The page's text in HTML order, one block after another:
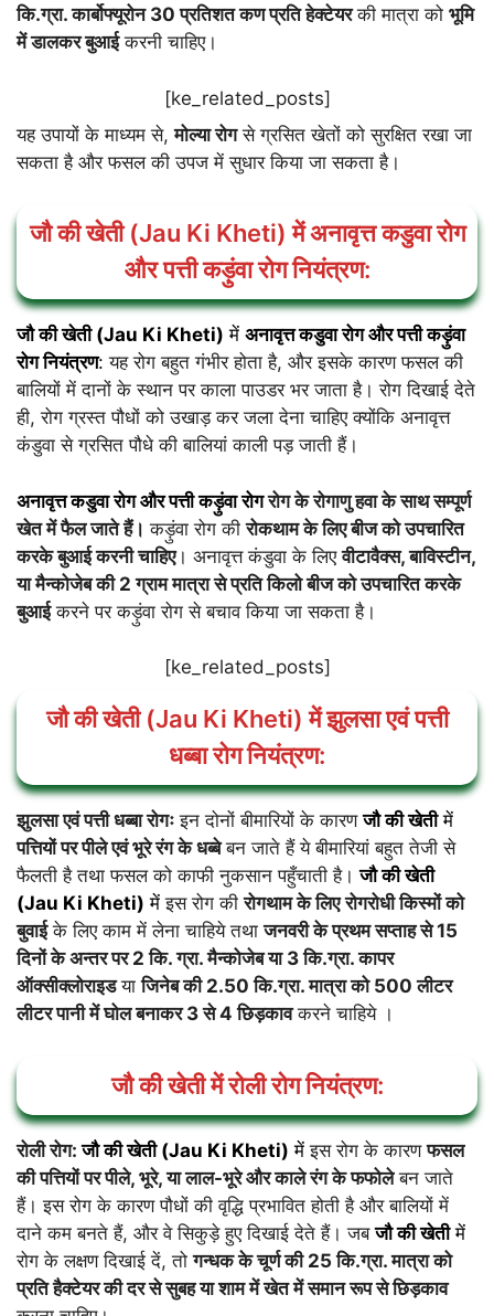
कि.ग्रा. कार्बोफ्यूरोन 30 प्रतिशत कण प्रति हेक्टेयरकी मात्रा को भूमि
में डालकर बुआईकरनी चाहिए।
[ke_related_posts]
यह उपायों के माध्यम से,मोल्या रोगसे ग्रसित खेतों को सुरक्षित रखा जा
सकता है और फसल की उपज में सुधार किया जा सकता है।
जौ की खेती (Jau Ki Kheti) में अनावृत्त कडुवा रोग
और पत्ती कड़ुंवा रोग नियंत्रण:
जौ की खेती (Jau Ki Kheti) में अनावृत्त कडुवा रोग और पत्ती कड़ुंवा
रोग नियंत्रण: यह रोग बहुत गंभीर होता है, और इसके कारण फसल की
बालियों में दानों के स्थान पर काला पाउडर भर जाता है। रोग दिखाई देते
ही, रोग ग्रस्त पौधों को उखाड़ कर जला देना चाहिए क्योंकि अनावृत्त
कंडुवा से ग्रसित पौधे की बालियां काली पड़ जाती हैं।
अनावृत्त कडुवा रोग और पत्ती कड़ुंवा रोगरोग के रोगाणु हवा के साथ सम्पूर्ण
खेत में फैल जाते हैं। कड़ुंवा रोग कीरोकथाम के लिए बीज को उपचारित
करके बुआई करनी चाहिए। अनावृत्त कंडुवा के लिएवीटावैक्स, बाविस्टीन,
या मैन्कोजेब की 2 ग्राम मात्रा से प्रति किलो बीज को उपचारित करके
बुआईकरने पर कड़ुंवा रोग से बचाव किया जा सकता है।
[ke_related_posts]
जौ की खेती (Jau Ki Kheti) में झुलसा एवं पत्ती
धब्बा रोग नियंत्रण:
झुलसा एवं पत्ती धब्बा रोगः इन दोनों बीमारियों के कारणजौ की खेतीमें
पत्तियों पर पीले एवं भूरे रंग के धब्बेबन जाते हैं ये बीमारियां बहुत तेजी से
फैलती है तथा फसल को काफी नुकसान पहुँचाती है।जौ की खेती
(Jau Ki Kheti) में इस रोग कीरोगथाम के लिए रोगरोधी किस्मों को
बुवाईके लिए काम में लेना चाहिये तथाजनवरी के प्रथम सप्ताह से 15
दिनों के अन्तर पर 2 कि. ग्रा. मैन्कोजेब या 3 कि.ग्रा. कापर
ऑक्सीक्लोराइडयाजिनेब की 2.50 कि.ग्रा. मात्रा को 500 लीटर
लीटर पानी में घोल बनाकर 3 से 4 छिड़कावकरने चाहिये ।
जौ की खेती में रोली रोग नियंत्रण:
रोली रोग:जौ की खेती (Jau Ki Kheti) में इस रोग के कारणफसल
की पत्तियों पर पीले, भूरे, या लाल-भूरे और काले रंग के फफोलेबन जाते
हैं। इस रोग के कारण पौधों की वृद्धि प्रभावित होती है और बालियों में
दाने कम बनते हैं, और वे सिकुड़े हुए दिखाई देते हैं। जबजौ की खेतीमें
रोग के लक्षण दिखाई दें, तोगन्धक के चूर्ण की 25 कि.ग्रा. मात्रा को
प्रति हैक्टेयर की दर से सुबह या शाम में खेत में समान रूप से छिड़काव